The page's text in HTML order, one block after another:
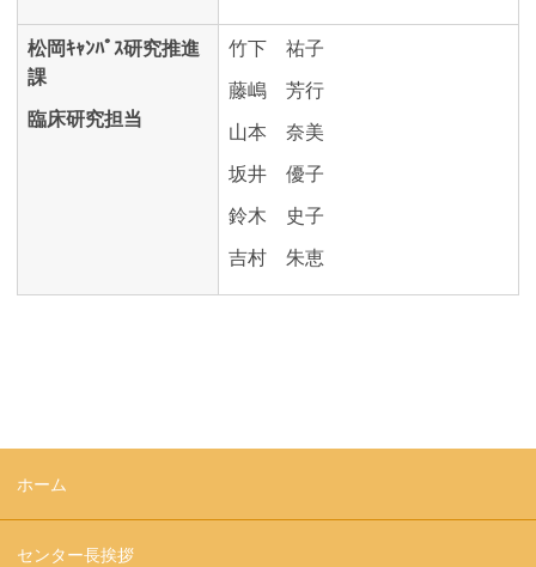
松岡ｷｬﾝﾊﾟｽ研究推進
課
臨床研究担当
竹下 祐子
藤嶋 芳行
山本 奈美
坂井 優子
鈴木 史子
吉村 朱恵
ホーム
センター長挨拶